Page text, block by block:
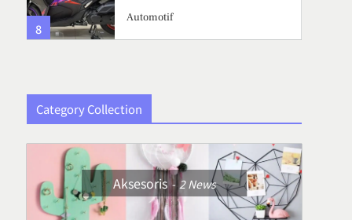
8
di Jalanan
Automotif
Category Collection
Aksesoris 2News